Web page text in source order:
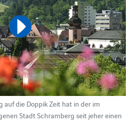
die Doppik Zeit hat in der im
Stadt Schramberg seit jeher einen